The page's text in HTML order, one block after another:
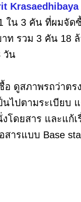
Krasaedhibaya
ใน 3 คัน ที่ผมจัด
รวม 3 คัน 18 ล้
วัน
อ ดูสภาพรถว่า
ปตามระเบียบ แ
โดยสาร และแ
ารแบบ Base